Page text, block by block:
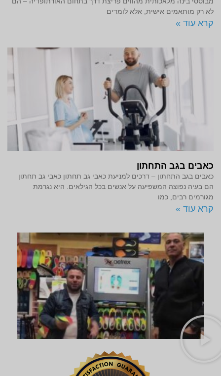
לא רק מותאמים אישית, אלא לומדים
קרא עוד »
כאבים בגב התחתון
כאבים בגב התחתון – דרכים למניעת כאבי גב תחתון כאבי גב תחתון
הם בעיה נפוצה המשפיעה על אנשים בכל הגילאים. היא נגרמת
מגורמים רבים, כמו
קרא עוד »